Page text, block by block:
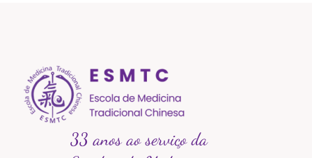
33 anos ao serviço da